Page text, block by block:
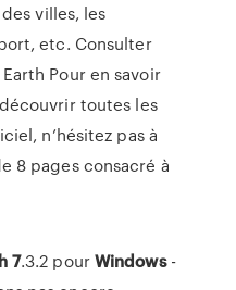
villes, les
etc. Consulter
Pour en savoir
toutes les
n’hésitez pas à
8 pages consacré à
7.3.2 pourWindows-